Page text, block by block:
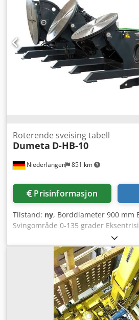
Niederlangen 851 km
Roterende sveising tabell
Dumeta D-HB-10
Prisinformasjon
Tilstand: ny, Borddiameter 900 mm
Svingområde 0-135 grader
rotasjonshastighet 0,12 - 1,2 o/min
Totalt effektbehov 0,75 kW
m Dsdpogvkiksfx Aqvjck
er svært stabile på grunn av deres
er derfor spesielt egnet for tunge
posisjoneringsoppgaver samt
Funksjoner: - Enkel installasjon -
Forbedret sveisekvalitet gjennom